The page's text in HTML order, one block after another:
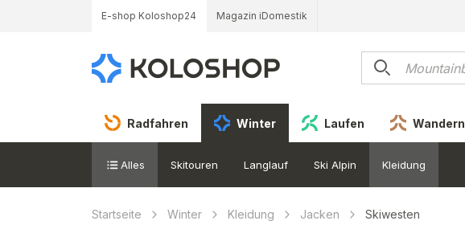
E-shop Koloshop24 Magazin iDomestik
Radfahren Winter Laufen Wandern
Alles Skitouren Langlauf Ski Alpin Kleidung
Startseite Winter Kleidung Jacken Skiwesten